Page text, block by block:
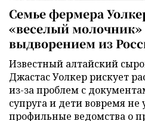
Семье фермера
«веселый
выдворением из
Известный алтайский
Джастас Уолкер рискует
из-за проблем с
супруга и дети вовремя
профильные ведомства о